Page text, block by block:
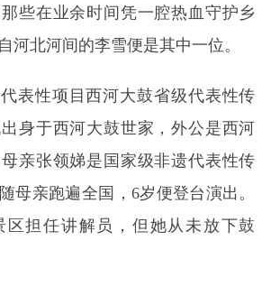
些在业余时间凭一腔热血守护乡
河北河间的李雪便是其中一位。
表性项目西河大鼓省级代表性传
身于西河大鼓世家，外公是西河
亲张领娣是国家级非遗代表性传
母亲跑遍全国，6岁便登台演出。
区担任讲解员，但她从未放下鼓